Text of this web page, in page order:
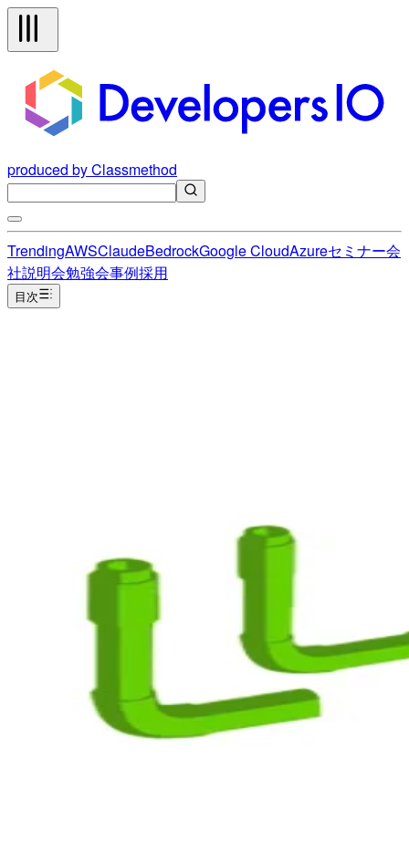
produced by Classmethod
TrendingAWSClaudeBedrockGoogle CloudAzureセミナー会
社説明会勉強会事例採用
目次